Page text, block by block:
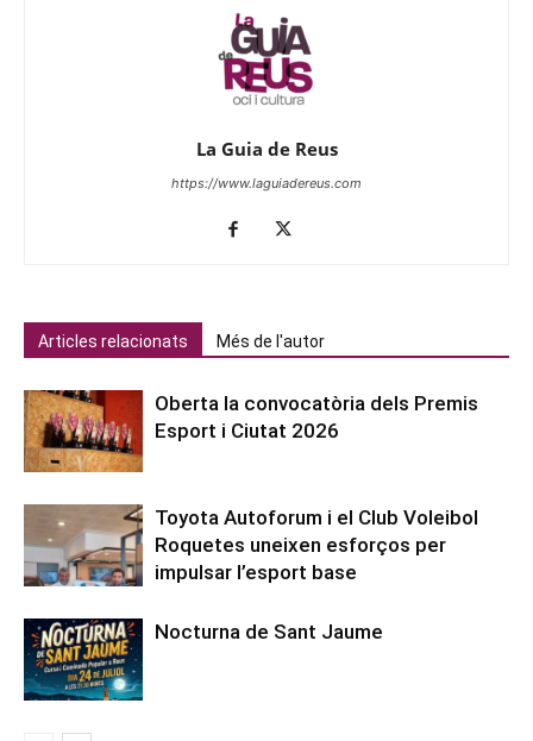
La Guia de Reus
https://www.laguiadereus.com
Articles relacionats Més de l'autor
Oberta la convocatòria dels Premis
Esport i Ciutat 2026
Toyota Autoforum i el Club Voleibol
Roquetes uneixen esforços per
impulsar l’esport base
Nocturna de Sant Jaume